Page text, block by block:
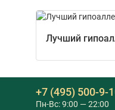
Лучший
+7 (495) 500-9-
Пн-Вс: 9:00 — 22:00